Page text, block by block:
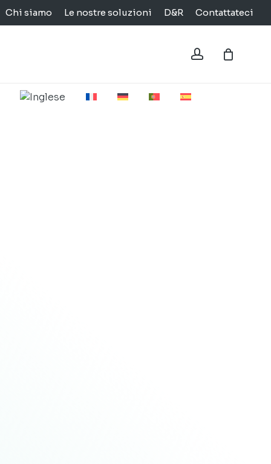
Chi siamo Le nostre soluzioni D&R Contattateci
account
Close